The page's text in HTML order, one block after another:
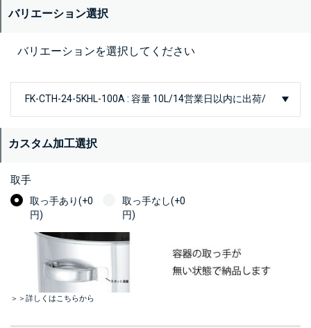
バリエーション選択
バリエーションを選択してください
カスタム加工選択
取手
取っ手あり(+0
円)
取っ手なし(+0
円)
＞＞詳しくはこちらから